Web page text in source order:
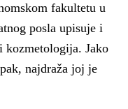
fakultetu u
posla upisuje i
kozmetologija. Jako
najdraža joj je